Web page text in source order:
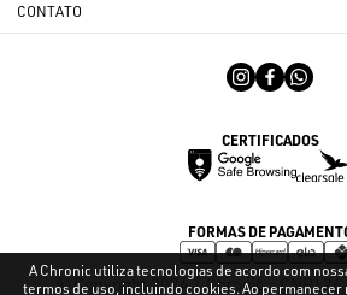
CONTATO
CERTIFICADOS
© Copyright 2024 | Chronic - CNPJ
FORMAS DE
A Chronic utiliza tecnologias de acordo com
termos de uso, incluindo cookies. Ao permanecer